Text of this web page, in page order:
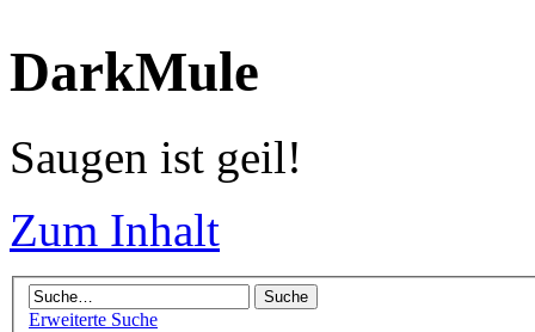
DarkMule
Saugen ist geil!
Zum Inhalt
Erweiterte Suche